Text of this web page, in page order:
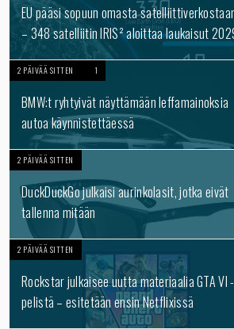
EU pääsi sopuun omasta
– 348 satelliitin IRIS² aloittaa laukaisut
2 PÄIVÄÄ SITTEN 1
BMW:t ryhtyivät näyttämään leffamainoksia
autoa käynnistettäessä
2 PÄIVÄÄ SITTEN
DuckDuckGo julkaisi aurinkolasit, jotka eivät
tallenna mitään
2 PÄIVÄÄ SITTEN
Rockstar julkaisee uutta materiaalia GTA VI -
pelistä – esitetään ensin Netflixissä